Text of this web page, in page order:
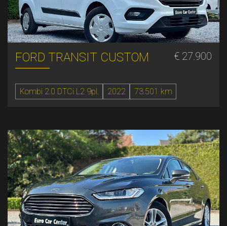
FORD TRANSIT CUSTOM € 27.900
Kombi 2.0 DTCi L2 9pl. 2022 73.501 km